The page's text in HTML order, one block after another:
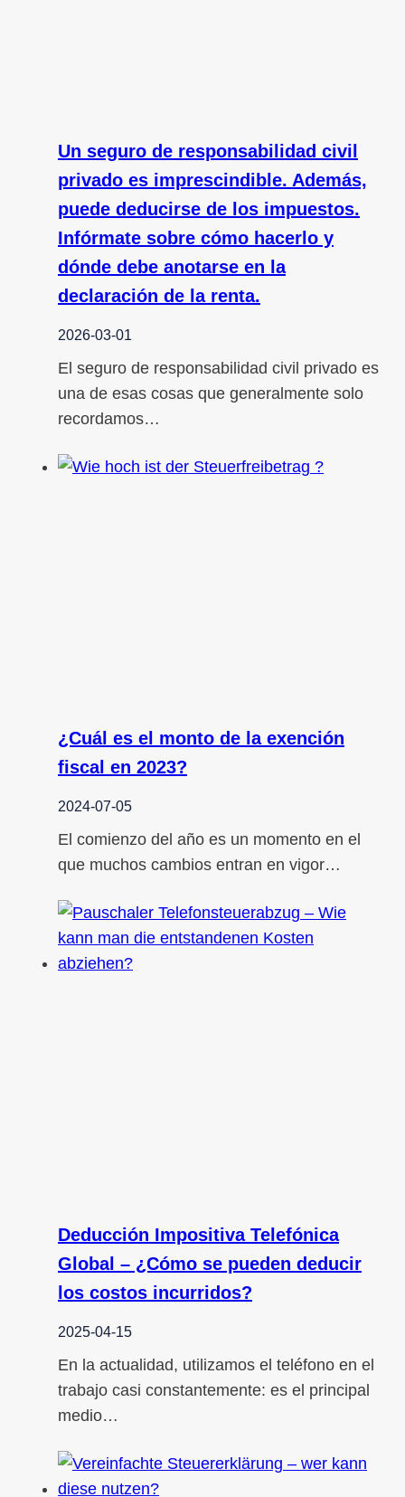
Un seguro de responsabilidad civil
privado es imprescindible. Además,
puede deducirse de los impuestos.
Infórmate sobre cómo hacerlo y
dónde debe anotarse en la
declaración de la renta.
2026-03-01
El seguro de responsabilidad civil privado es
una de esas cosas que generalmente solo
recordamos…
¿Cuál es el monto de la exención
fiscal en 2023?
2024-07-05
El comienzo del año es un momento en el
que muchos cambios entran en vigor…
Deducción Impositiva Telefónica
Global – ¿Cómo se pueden deducir
los costos incurridos?
2025-04-15
En la actualidad, utilizamos el teléfono en el
trabajo casi constantemente: es el principal
medio…